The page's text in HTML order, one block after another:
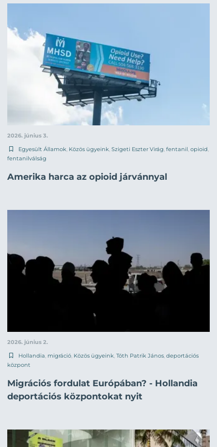
2026. június 3.
Egyesült Államok, Közös ügyeink, Szigeti Eszter Virág, fentanil, opioid,
fentanilválság
Amerika harca az opioid járvánnyal
2026. június 2.
Hollandia, migráció, Közös ügyeink, Tóth Patrik János, deportációs
központ
Migrációs fordulat Európában? - Hollandia
deportációs központokat nyit